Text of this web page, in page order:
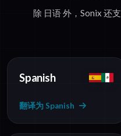
除 日语 外，Sonix 还
Spanish
翻译为 Spanish